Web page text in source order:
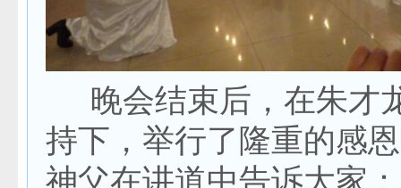
晚会结束后，在朱才
持下，举行了隆重的感
神父在讲道中告诉大家